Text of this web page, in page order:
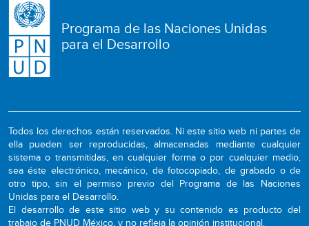
Programa de las Naciones Unidas
para el Desarrollo
Todos los derechos están reservados. Ni este sitio web ni partes de
ella pueden ser reproducidas, almacenadas mediante cualquier
sistema o transmitidas, en cualquier forma o por cualquier medio,
sea éste electrónico, mecánico, de fotocopiado, de grabado o de
otro tipo, sin el permiso previo del Programa de las Naciones
Unidas para el Desarrollo.
El desarrollo de este sitio web y su contenido es producto del
trabajo de PNUD México, y no refleja la opinión institucional.